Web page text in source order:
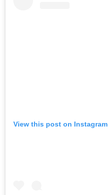
View this post on Instagram